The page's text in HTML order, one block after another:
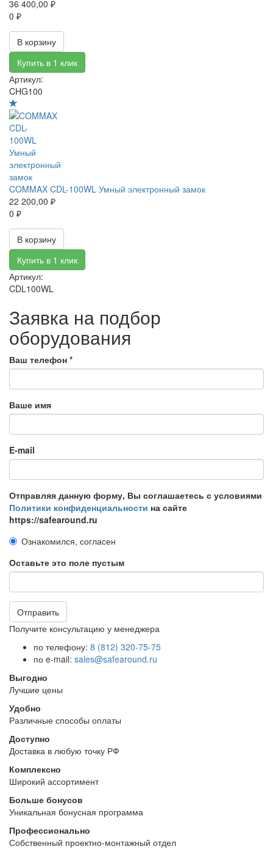
36 400,00 ₽
0 ₽
В корзину
Купить в 1 клик
Артикул:
CHG100
COMMAX CDL-100WL Умный электронный замок
22 200,00 ₽
0 ₽
В корзину
Купить в 1 клик
Артикул:
CDL100WL
Заявка на подбор
оборудования
Ваш телефон *
Ваше имя
E-mail
Отправляя данную форму, Вы соглашаетесь с условиями
Политики конфиденциальности на сайте
https://safearound.ru
Ознакомился, согласен
Оставьте это поле пустым
Отправить
Получите консультацию у менеджера
по телефону: 8 (812) 320-75-75
по e-mail: sales@safearound.ru
Выгодно
Лучшие цены
Удобно
Различные способы оплаты
Доступно
Доставка в любую точку РФ
Комплексно
Широкий ассортимент
Больше бонусов
Уникальная бонусная программа
Профессионально
Собственный проектно-монтажный отдел